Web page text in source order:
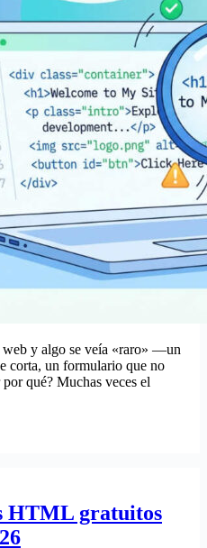
y algo se veía «raro» —un
corta, un formulario que no
qué? Muchas veces el
HTML gratuitos